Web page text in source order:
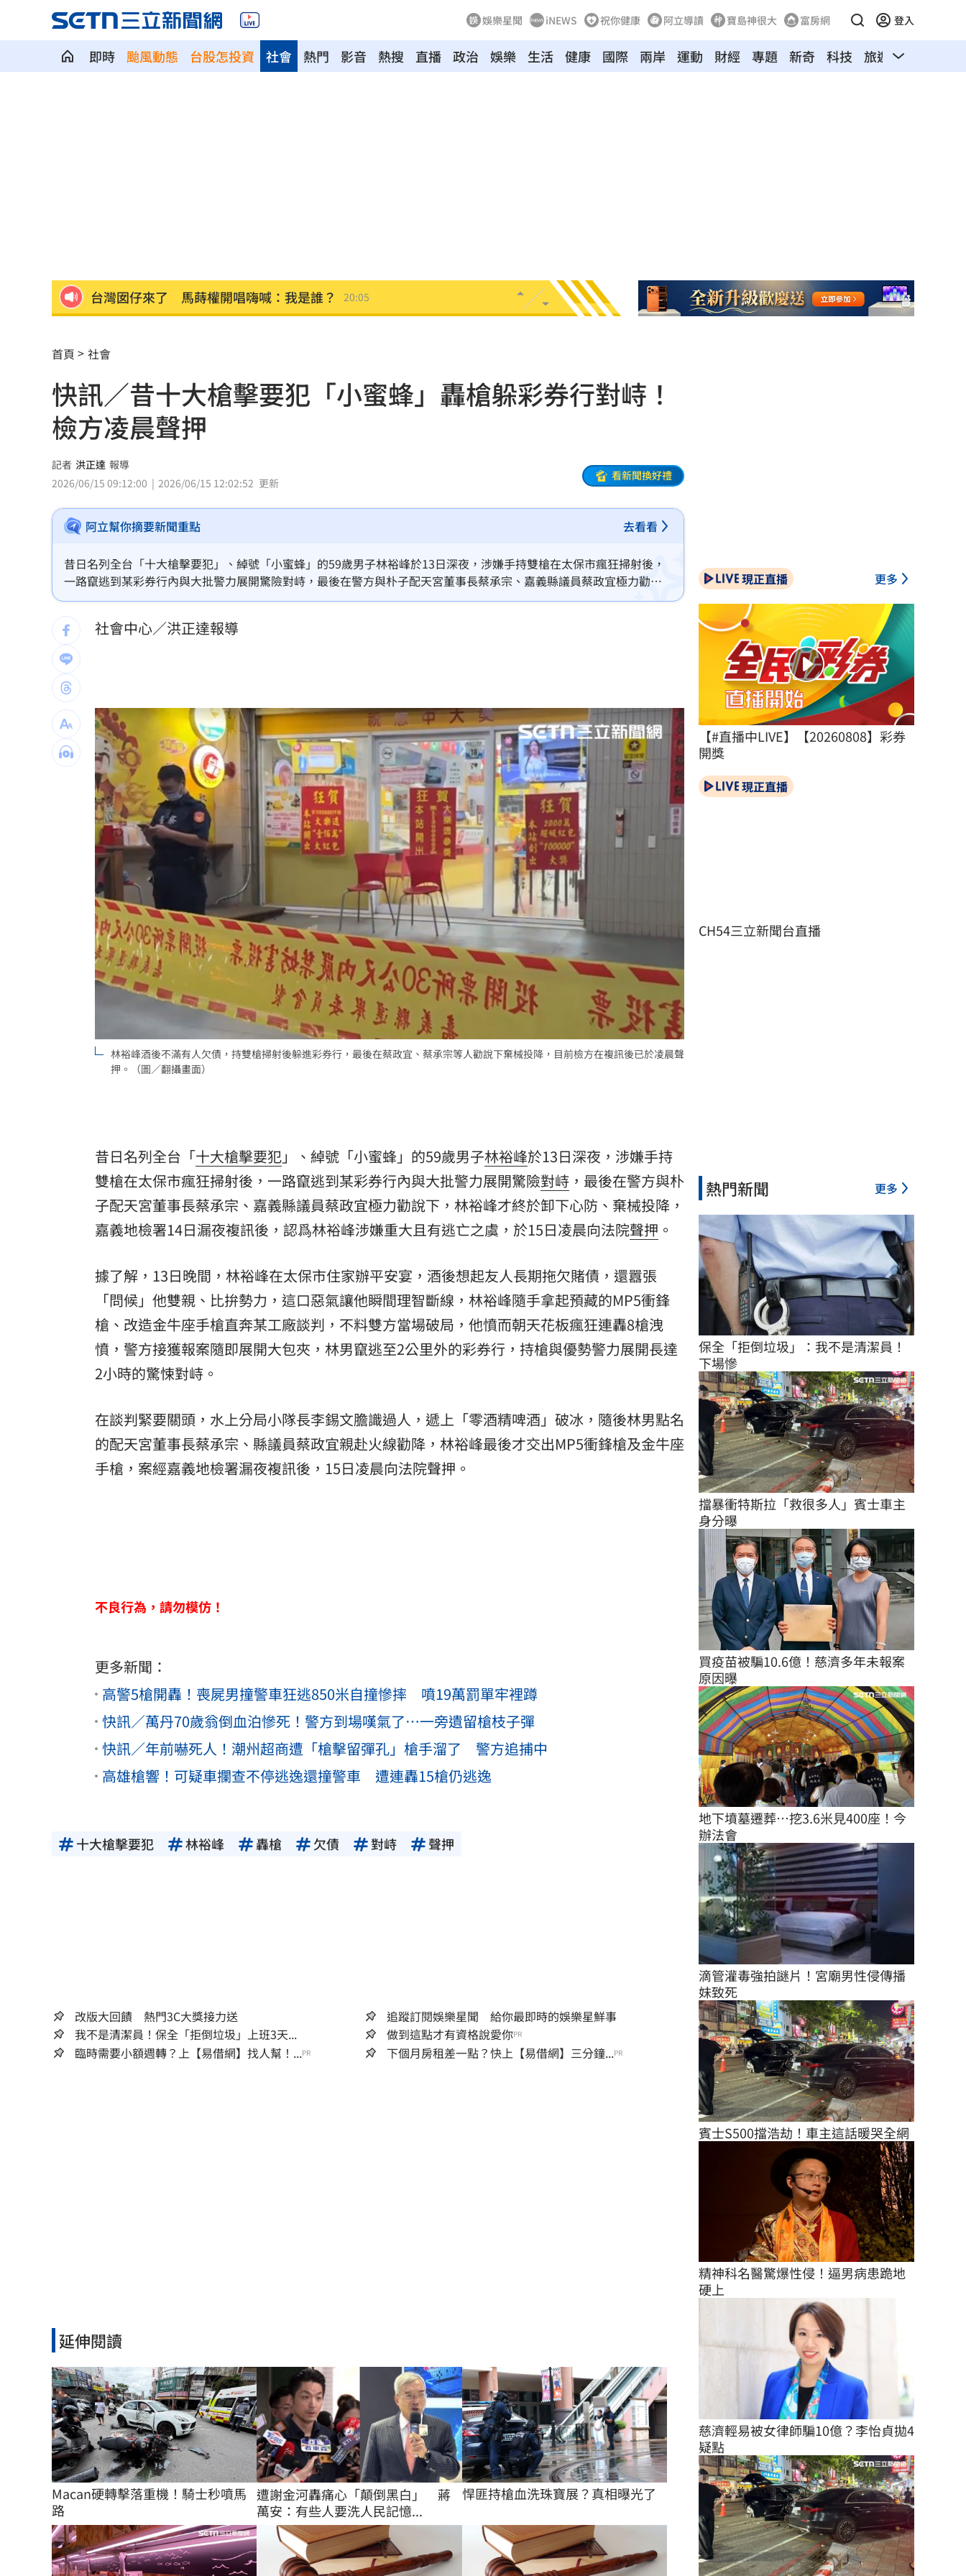
娛樂星聞 iNEWS 祝你健康 阿立導讀 寶島神很大 富房網 登入
即時 颱風動態 台股怎投資 熱門 影音 熱搜 直播 政治
社會 娛樂 生活 健康 國際 兩岸 運動 財經 專題 新奇 科技 旅遊 汽車
台灣囡仔來了 馬蒔權開唱嗨喊：我是誰？ 20:05
公推孫散步遭撞亡 女慟:沒有爸爸的父親節
台南大貨車、自小客事故 1名駕駛死亡 19:38
兄弟打線突破後勁 黃韋盛3打點率隊2連勝
崔立于高雄開唱 台下讓他氣噗噗：隨便啦
龍藏經7折仍要131.6萬 他原價現金秒結帳
99歲婆婆「月花35萬」！66歲媳無法退休
外野僅是短暫快樂 餅總曝張皓崴終極目標 19:18
男同事追求不成跟騷偷拍 女師控校方霸凌
演習硬上路還無照！鳳山女慘收10萬單 19:03
孫易磊登板2局2K無失分！ 飆156公里火球 18:57
台灣彩券開獎直播中 20:31
LIVE三立+24小時直播 15:27
三立iNEWS新聞台線上直播 18:00
商場戰國來臨 台中「頂奢大道」逐漸成形 12:00
台彩父親節推新刮刮樂千萬頭獎超「爸」氣 12:00
「拍片人的多重宇宙」職涯論壇9/12登場！ 10:30
8國球員齊聚高雄 Formosa 7s掀足球熱潮 10:00
理想混蛋號召粉絲跨海追星吃美食！ 18:15
首頁 社會
快訊／昔十大槍擊要犯「小蜜蜂」轟槍躲彩券行對峙！
檢方凌晨聲押
記者 洪正達 報導
2026/06/15 09:12:00
2026/06/15 12:02:52 更新
看新聞換好禮
阿立幫你摘要新聞重點 去看看
昔日名列全台「十大槍擊要犯」、綽號「小蜜蜂」的59歲男子林裕峰於13日深夜，涉嫌手持雙槍在太保市瘋狂掃射後，
一路竄逃到某彩券行內與大批警力展開驚險對峙，最後在警方與朴子配天宮董事長蔡承宗、嘉義縣議員蔡政宜極力勸說
下，林裕峰才終於卸下心防、棄械投降，嘉義地檢署14日漏夜複訊後，認爲林裕峰涉嫌重大且有逃亡之虞，於15日凌晨
向法院聲押。
社會中心／洪正達報導
林裕峰酒後不滿有人欠債，持雙槍掃射後躲進彩券行，最後在蔡政宜、蔡承宗等人勸說下棄械投降，目前檢方在複訊後已於凌晨聲
押。（圖／翻攝畫面）
昔日名列全台「十大槍擊要犯」、綽號「小蜜蜂」的59歲男子林裕峰於13日深夜，涉嫌手持
雙槍在太保市瘋狂掃射後，一路竄逃到某彩券行內與大批警力展開驚險對峙 ，最後在警方與朴
子配天宮董事長蔡承宗、嘉義縣議員蔡政宜極力勸說下，林裕峰才終於卸下心防、棄械投降，
嘉義地檢署14日漏夜複訊後，認爲林裕峰涉嫌重大且有逃亡之虞，於15日凌晨向法院聲押 。
據了解，13日晚間，林裕峰在太保市住家辦平安宴，酒後想起友人長期拖欠賭債，還囂張
「問候」他雙親、比拚勢力，這口惡氣讓他瞬間理智斷線，林裕峰隨手拿起預藏的MP5衝鋒
槍、改造金牛座手槍直奔某工廠談判，不料雙方當場破局，他憤而朝天花板瘋狂連轟8槍洩
憤，警方接獲報案隨即展開大包夾，林男竄逃至2公里外的彩券行，持槍與優勢警力展開長達
2小時的驚悚對峙。
在談判緊要關頭，水上分局小隊長李錫文膽識過人，遞上「零酒精啤酒」破冰，隨後林男點名
的配天宮董事長蔡承宗、縣議員蔡政宜親赴火線勸降，林裕峰最後才交出MP5衝鋒槍及金牛座
手槍，案經嘉義地檢署漏夜複訊後，15日凌晨向法院聲押。
不良行為，請勿模仿！
更多新聞：
高警5槍開轟！喪屍男撞警車狂逃850米自撞慘摔 噴19萬罰單牢裡蹲
快訊／萬丹70歲翁倒血泊慘死！警方到場嘆氣了…一旁遺留槍枝子彈
快訊／年前嚇死人！潮州超商遭「槍擊留彈孔」槍手溜了 警方追捕中
高雄槍響！可疑車攔查不停逃逸還撞警車 遭連轟15槍仍逃逸
十大槍擊要犯 林裕峰 轟槍 欠債 對峙 聲押
改版大回饋 熱門3C大獎接力送
追蹤訂閱娛樂星聞 給你最即時的娛樂星鮮事
我不是清潔員！保全「拒倒垃圾」上班3天...
做到這點才有資格說愛你PR
臨時需要小額週轉？上【易借網】找人幫！...PR 下個月房租差一點？快上【易借網】三分鐘...PR
延伸閱讀
Macan硬轉擊落重機！騎士秒噴馬
路
遭謝金河轟痛心「顛倒黑白」 蔣
萬安：有些人要洗人民記憶...
悍匪持槍血洗珠寶展？真相曝光了
現正直播 更多
【#直播中LIVE】【20260808】彩券
開獎
現正直播
CH54三立新聞台直播
熱門新聞 更多
保全「拒倒垃圾」：我不是清潔員！
下場慘
擋暴衝特斯拉「救很多人」賓士車主
身分曝
買疫苗被騙10.6億！慈濟多年未報案
原因曝
地下墳墓遷葬…挖3.6米見400座！今
辦法會
滴管灌毒強拍謎片！宮廟男性侵傳播
妹致死
賓士S500擋浩劫！車主這話暖哭全網
精神科名醫驚爆性侵！逼男病患跪地
硬上
慈濟輕易被女律師騙10億？李怡貞拋4
疑點